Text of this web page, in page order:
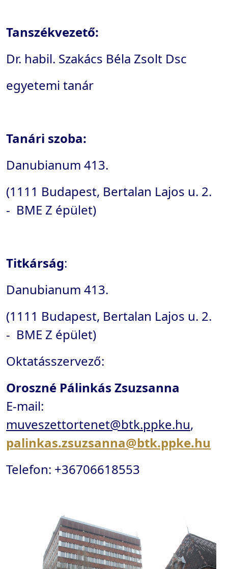
Tanszékvezető:
Dr. habil. Szakács Béla Zsolt Dsc
egyetemi tanár
Tanári szoba:
Danubianum 413.
(1111 Budapest, Bertalan Lajos u. 2.
- BME Z épület)
Titkárság:
Danubianum 413.
(1111 Budapest, Bertalan Lajos u. 2.
- BME Z épület)
Oktatásszervező:
Oroszné Pálinkás Zsuzsanna
E-mail:
muveszettortenet@btk.ppke.hu,
palinkas.zsuzsanna@btk.ppke.hu
Telefon: +36706618553